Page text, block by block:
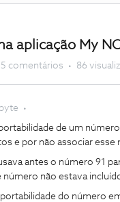
aplicação My
5 comentários 86
de um
e por não associar
antes o número 91
número não estava
do número